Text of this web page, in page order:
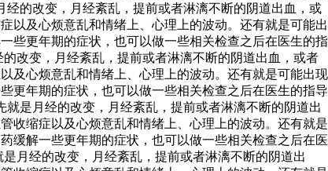
的改变，月经紊乱，提前或者淋漓不断的阴道出血，或
以及心烦意乱和情绪上、心理上的波动。还有就是可能出
些更年期的症状，也可以做一些相关检查之后在医生的指
改变，月经紊乱，提前或者淋漓不断的阴道出血，或者
及心烦意乱和情绪上、心理上的波动。还有就是可能出现
更年期的症状，也可以做一些相关检查之后在医生的指导
是月经的改变，月经紊乱，提前或者淋漓不断的阴道出
收缩症以及心烦意乱和情绪上、心理上的波动。还有就是
缓解一些更年期的症状，也可以做一些相关检查之后在医
月经的改变，月经紊乱，提前或者淋漓不断的阴道出